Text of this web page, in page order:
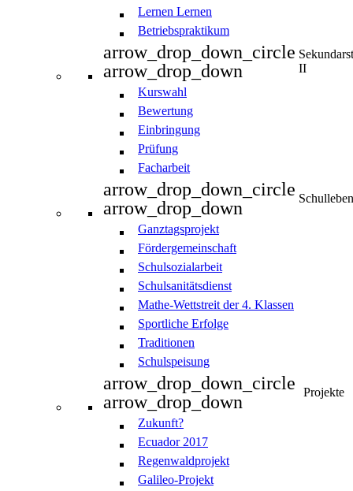
Lernen Lernen
Betriebspraktikum
arrow_drop_down_circle
arrow_drop_down
II
Kurswahl
Bewertung
Einbringung
Prüfung
Facharbeit
arrow_drop_down_circle
arrow_drop_down
Schulleben
Ganztagsprojekt
Fördergemeinschaft
Schulsozialarbeit
Schulsanitätsdienst
Mathe-Wettstreit der 4. Klassen
Sportliche Erfolge
Traditionen
Schulspeisung
arrow_drop_down_circle
arrow_drop_down
Projekte
Zukunft?
Ecuador 2017
Regenwaldprojekt
Galileo-Projekt